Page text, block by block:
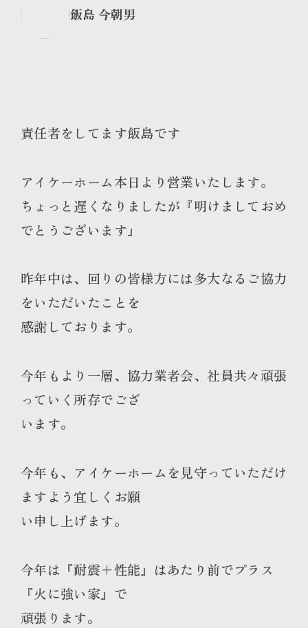
飯島 今朝男
責任者をしてます飯島です
アイケーホーム本日より営業いたします。
ちょっと遅くなりましたが『明けましておめ
でとうございます』
昨年中は、回りの皆様方には多大なるご協力
をいただいたことを
感謝しております。
今年もより一層、協力業者会、社員共々頑張
っていく所存でござ
います。
今年も、アイケーホームを見守っていただけ
ますよう宜しくお願
い申し上げます。
今年は『耐震＋性能』はあたり前でプラス
『火に強い家』で
頑張ります。